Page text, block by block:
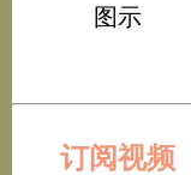
图示
订阅视频